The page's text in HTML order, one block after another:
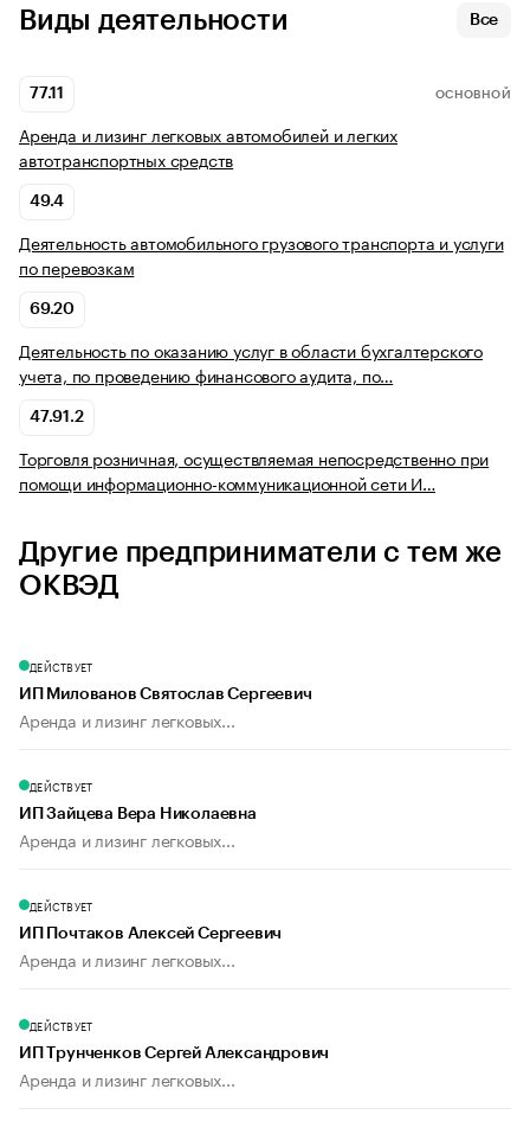
Виды деятельности Все
77.11 ОСНОВНОЙ
Аренда и лизинг легковых автомобилей и легких
автотранспортных средств
49.4
Деятельность автомобильного грузового транспорта и услуги
по перевозкам
69.20
Деятельность по оказанию услуг в области бухгалтерского
учета, по проведению финансового аудита, по…
47.91.2
Торговля розничная, осуществляемая непосредственно при
помощи информационно-коммуникационной сети И…
Другие предприниматели с тем же
ОКВЭД
ДЕЙСТВУЕТ
ИП Милованов Святослав Сергеевич
Аренда и лизинг легковых...
ДЕЙСТВУЕТ
ИП Зайцева Вера Николаевна
Аренда и лизинг легковых...
ДЕЙСТВУЕТ
ИП Почтаков Алексей Сергеевич
Аренда и лизинг легковых...
ДЕЙСТВУЕТ
ИП Трунченков Сергей Александрович
Аренда и лизинг легковых...